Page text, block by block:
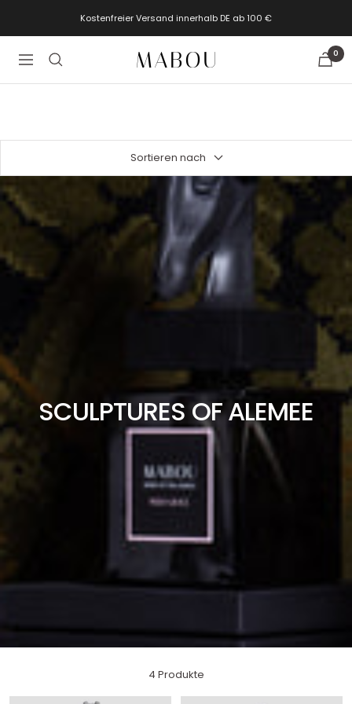
Kostenfreier Versand innerhalb DE ab 100 €
Navigation
Eine
Mabou
0
Sortieren nach
SCULPTURES OF ALEMEE
4 Produkte